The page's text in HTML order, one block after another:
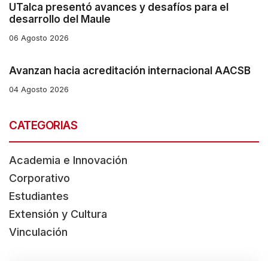
UTalca presentó avances y desafíos para el
desarrollo del Maule
06 Agosto 2026
Avanzan hacia acreditación internacional AACSB
04 Agosto 2026
CATEGORIAS
Academia e Innovación
Corporativo
Estudiantes
Extensión y Cultura
Vinculación